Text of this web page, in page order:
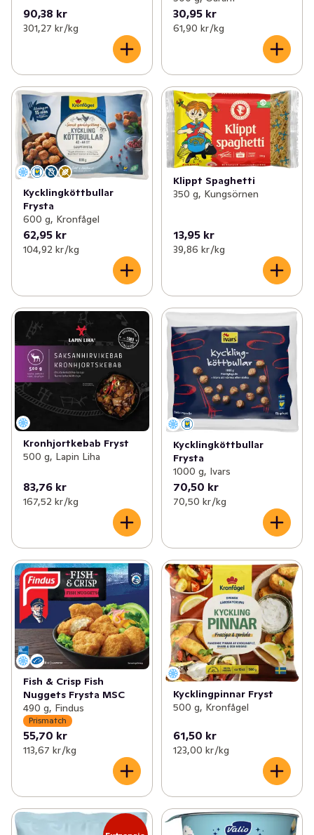
90,38 kr
301,27 kr /kg
30,95 kr
61,90 kr /kg
Kycklingköttbullar
Frysta
600 g, Kronfågel
62,95 kr
104,92 kr /kg
Klippt Spaghetti
350 g, Kungsörnen
13,95 kr
39,86 kr /kg
Kronhjortkebab Fryst
500 g, Lapin Liha
83,76 kr
167,52 kr /kg
Kycklingköttbullar
Frysta
1000 g, Ivars
70,50 kr
70,50 kr /kg
Fish & Crisp Fish
Nuggets Frysta MSC
490 g, Findus
Prismatch
55,70 kr
113,67 kr /kg
Kycklingpinnar Fryst
500 g, Kronfågel
61,50 kr
123,00 kr /kg